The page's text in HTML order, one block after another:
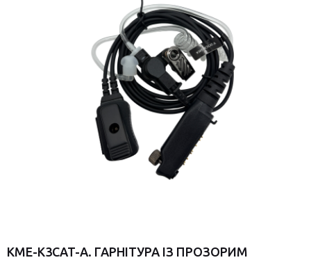
KME-K3CAT-A. ГАРНІТУРА ІЗ ПРОЗОРИМ